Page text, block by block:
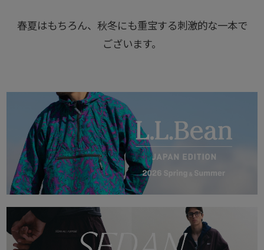
春夏はもちろん、秋冬にも重宝する刺激的な一本で
ございます。